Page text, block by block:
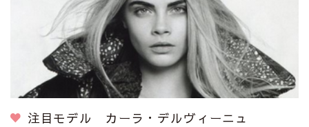
注目モデル カーラ・デルヴィーニュ